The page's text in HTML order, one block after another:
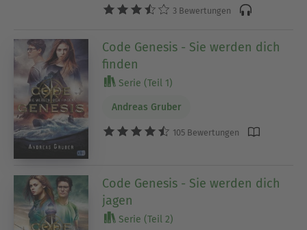
3 Bewertungen
Code Genesis - Sie werden dich
finden
Serie (Teil 1)
Andreas Gruber
105 Bewertungen
Code Genesis - Sie werden dich
jagen
Serie (Teil 2)